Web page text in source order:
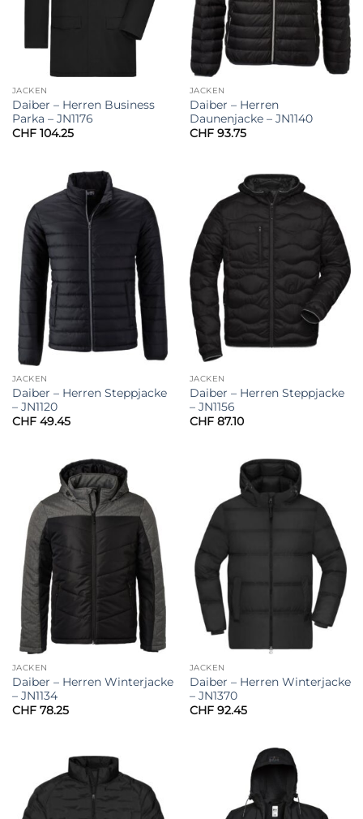
JACKEN
Daiber – Herren Business
Parka – JN1176
CHF104.25
JACKEN
Daiber – Herren
Daunenjacke – JN1140
CHF93.75
JACKEN
Daiber – Herren Steppjacke
– JN1120
CHF49.45
JACKEN
Daiber – Herren Steppjacke
– JN1156
CHF87.10
JACKEN
Daiber – Herren Winterjacke
– JN1134
CHF78.25
JACKEN
Daiber – Herren Winterjacke
– JN1370
CHF92.45